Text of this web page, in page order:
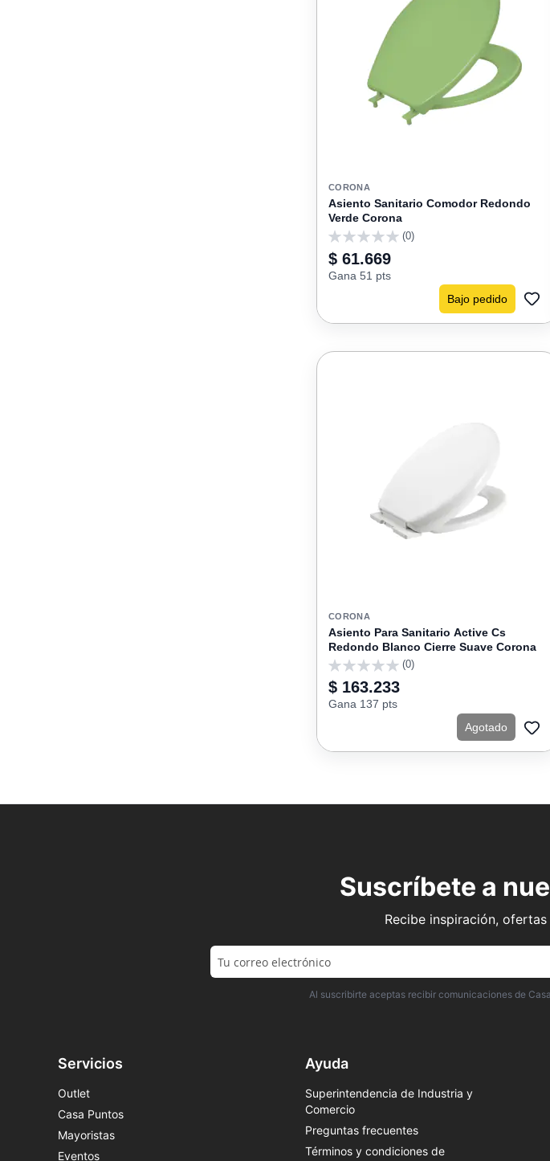
CORONA
Asiento Sanitario Comodor Redondo
Verde Corona
(0)
$ 61.669
Gana 51 pts
Bajo pedido
CORONA
Asiento Para Sanitario Active Cs
Redondo Blanco Cierre Suave Corona
0
(0)
$ 163.233
Gana 137 pts
Agotado
Suscríbete a
Recibe inspiración,
Al suscribirte aceptas recibir comunicaciones de
Servicios
Outlet
Casa Puntos
Mayoristas
Eventos
Ayuda
Superintendencia de Industria y
Comercio
Preguntas frecuentes
Términos y condiciones de